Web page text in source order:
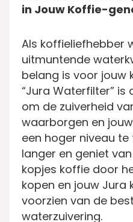
in Jouw Koffie-
Als koffieliefhebber
uitmuntende
belang is voor jouw
“Jura Waterfilter” is
om de zuiverheid
waarborgen en
een hoger niveau te
langer en geniet
kopjes koffie door
kopen en jouw
voorzien van de
waterzuivering.